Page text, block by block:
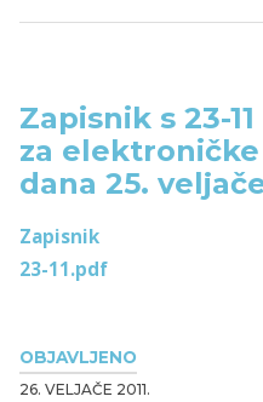
OBJAVLJENO
26. VELJAČE 2011.
Zapisnik s 23-
za
dana 25. veljače
Zapisnik
23-11.pdf